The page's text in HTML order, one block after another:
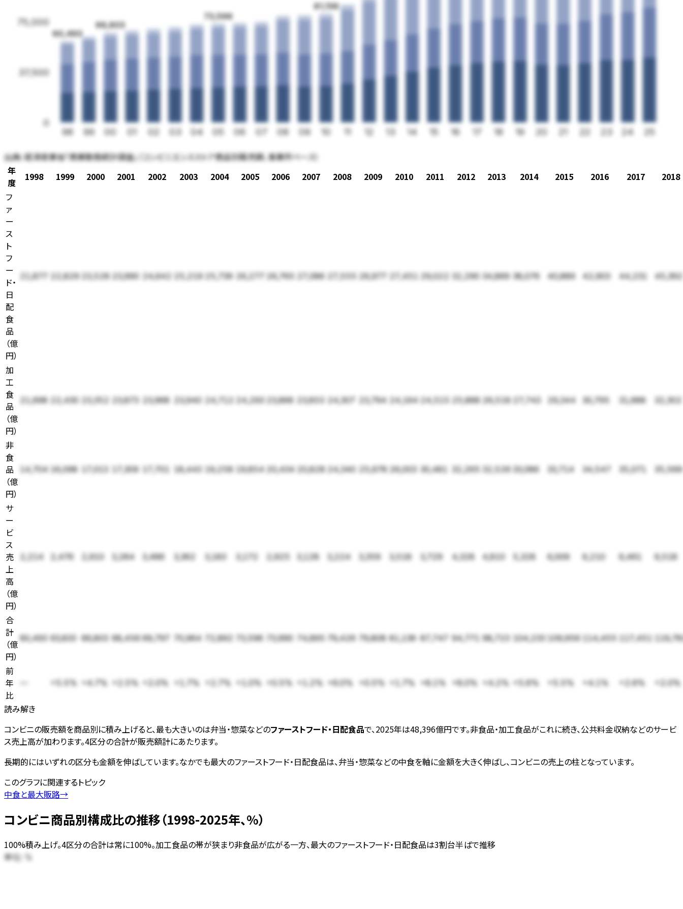
0
37,500
75,000
60,493
98 99
66,803
00 01 02 03 04
73,596
05 06 07 08 09
81,136
10 11 12 13 14 15 16 18 19 20 22 23 24 25
出典:経済産業省「商業動態統計調査」（コンビニエンスストア商品別販売額、事業所ベース）
年
度
1998 1999 2000 2001 2002 2003 2004 2005 2006 2007 2008 2009 2010 2011 2012 2013 2014 2015 2016 2017
2018
フ
ァ
ー
ス
ト
フ
ー
ド・
日
配
食
品
（億
円）
21,877 22,829 23,528 23,990 24,642 25,219 25,739 26,277 26,765 27,086 27,555 26,977 27,451 29,022 32,290 34,869 38,076 40,889 42,903 44,231 45,392
加
工
食
品
（億
円）
21,698 22,430 23,352 23,873 23,968 23,940 24,712 24,293 23,866 23,853 24,307 23,794 24,164 24,515 25,888 26,518 27,743 29,344 30,795 31,688 32,302
非
食
品
（億
円）
14,704 16,098 17,013 17,309 17,701 18,443 19,258 19,854 20,434 20,828 24,340 25,678 26,003 30,481 32,265 32,526 33,086 33,714 34,547 35,071 35,569
サ
ー
ビ
ス
売
上
高
（億
円）
2,214 2,476 2,910 3,284 3,486 3,362 3,183 3,172 2,925 3,128 3,224 3,359 3,518 3,729 4,328 4,810 5,328 6,009 6,210 6,461 6,518
合
計
（億
円）
60,493 63,833 66,803 68,456 69,797 70,964 72,892 73,596 73,990 74,895 79,426 79,808 81,136 87,747 94,771 98,723 104,233 109,956 114,455 117,451
前
年
比
+5.5% +4.7% +2.5% +2.0% +1.7% +2.7% +1.0% +0.5% +1.2% +6.0% +0.5% +1.7% +8.1% +8.0% +4.2% +5.6% +5.5% +4.1% +2.6% +2.0%
読み解き
コンビニの販売額を商品別に積み上げると、最も大きいのは弁当・惣菜などのファーストフード・日配食品で、2025年は48,396億円です。非食品・加工食品がこれに続き、公共料金収納などのサービ
ス売上高が加わります。4区分の合計が販売額計にあたります。
長期的にはいずれの区分も金額を伸ばしています。なかでも最大のファーストフード・日配食品は、弁当・惣菜などの中食を軸に金額を大きく伸ばし、コンビニの売上の柱となっています。
このグラフに関連するトピック
中食と最大販路→
コンビニ商品別構成比の推移（1998-2025年、%）
100%積み上げ。4区分の合計は常に100%。加工食品の帯が狭まり非食品が広がる一方、最大のファーストフード・日配食品は3割台半ばで推移
単位:
%